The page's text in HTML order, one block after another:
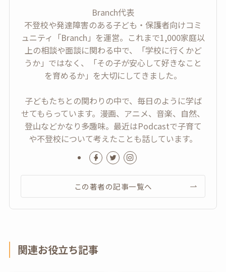
Branch代表
不登校や発達障害のある子ども・保護者向けコミ
ュニティ「Branch」を運営。これまで1,000家庭以
上の相談や面談に関わる中で、「学校に行くかど
うか」ではなく、「その子が安心して好きなこと
を育めるか」を大切にしてきました。
子どもたちとの関わりの中で、毎日のように学ば
せてもらっています。漫画、アニメ、音楽、自然、
登山などかなり多趣味。最近はPodcastで子育て
や不登校について考えたことも話しています。
この著者の記事一覧へ
関連お役立ち記事